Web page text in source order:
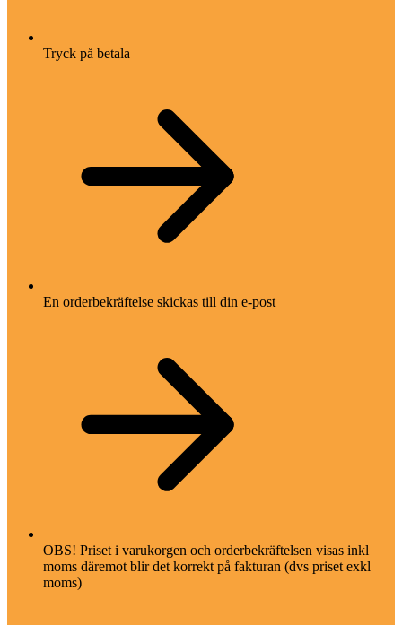
Tryck på betala
En orderbekräftelse skickas till din e-post
OBS! Priset i varukorgen och orderbekräftelsen visas inkl
moms däremot blir det korrekt på fakturan (dvs priset exkl
moms)